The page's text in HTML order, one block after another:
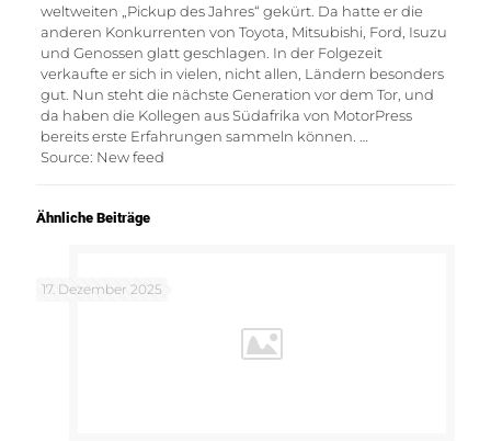
weltweiten „Pickup des Jahres“ gekürt. Da hatte er die
anderen Konkurrenten von Toyota, Mitsubishi, Ford, Isuzu
und Genossen glatt geschlagen. In der Folgezeit
verkaufte er sich in vielen, nicht allen, Ländern besonders
gut. Nun steht die nächste Generation vor dem Tor, und
da haben die Kollegen aus Südafrika von MotorPress
bereits erste Erfahrungen sammeln können. …
Source: New feed
Ähnliche Beiträge
17. Dezember 2025